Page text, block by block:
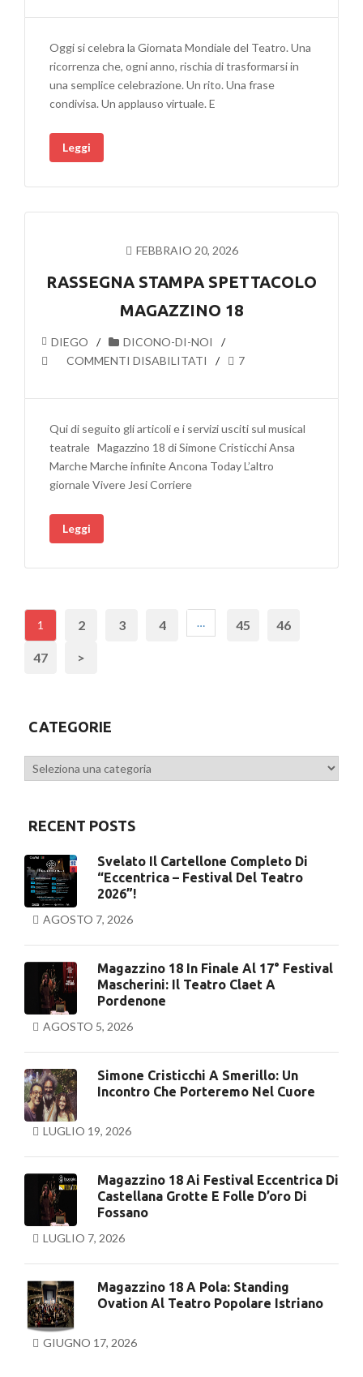
TEATRO
ANCORA
PERCHÉ
SERVE
Oggi si celebra la Giornata Mondiale del Teatro. Una
ricorrenza che, ogni anno, rischia di trasformarsi in
una semplice celebrazione. Un rito. Una frase
condivisa. Un applauso virtuale. E
Leggi
FEBBRAIO 20, 2026
RASSEGNA STAMPA SPETTACOLO
MAGAZZINO 18
DIEGO
DICONO-DI-NOI
COMMENTI DISABILITATI
SU
STAMPA
MAGAZZINO
18
7
Qui di seguito gli articoli e i servizi usciti sul musical
teatrale Magazzino 18 di Simone Cristicchi Ansa
Marche Marche infinite Ancona Today L’altro
giornale Vivere Jesi Corriere
Leggi
1 2 3 4 … 45 46
47 >
CATEGORIE
Categorie
RECENT POSTS
Svelato Il Cartellone Completo Di
“Eccentrica – Festival Del Teatro
2026”!
AGOSTO 7, 2026
Magazzino 18 In Finale Al 17° Festival
Mascherini: Il Teatro Claet A
Pordenone
AGOSTO 5, 2026
Simone Cristicchi A Smerillo: Un
Incontro Che Porteremo Nel Cuore
LUGLIO 19, 2026
Magazzino 18 Ai Festival Eccentrica Di
Castellana Grotte E Folle D’oro Di
Fossano
LUGLIO 7, 2026
Magazzino 18 A Pola: Standing
Ovation Al Teatro Popolare Istriano
GIUGNO 17, 2026